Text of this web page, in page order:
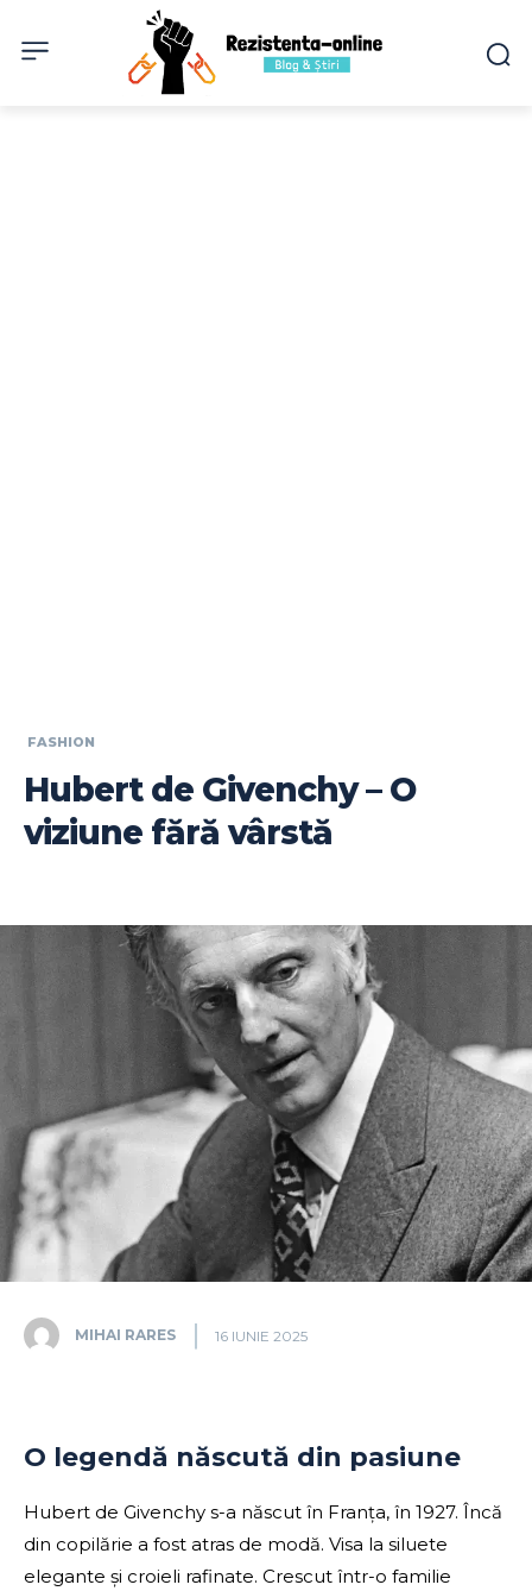
FASHION
Hubert de Givenchy – O
viziune fără vârstă
MIHAI RARES 16 IUNIE 2025
O legendă născută din pasiune
Hubert de Givenchy s-a născut în Franța, în 1927. Încă
din copilărie a fost atras de modă. Visa la siluete
elegante și croieli rafinate. Crescut într-o familie